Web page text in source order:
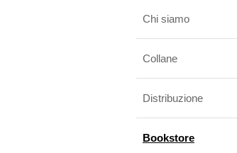
Chi siamo
Collane
Distribuzione
Bookstore